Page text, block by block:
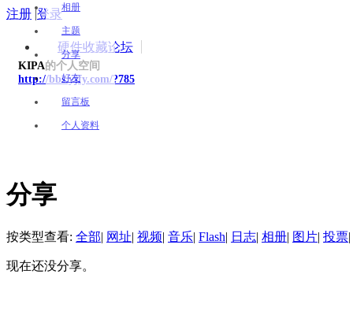
注册 |登录
硬件收藏论坛
KIPA的个人空间
http://bbs.yjfy.com/?785
相册
主题
分享
好友
留言板
个人资料
分享
按类型查看: 全部 网址 视频 音乐 Flash 日志 相册 图片 投票
现在还没分享。